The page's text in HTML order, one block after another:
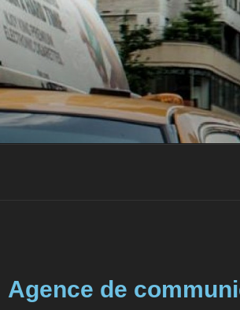
Annuaire
Agence de